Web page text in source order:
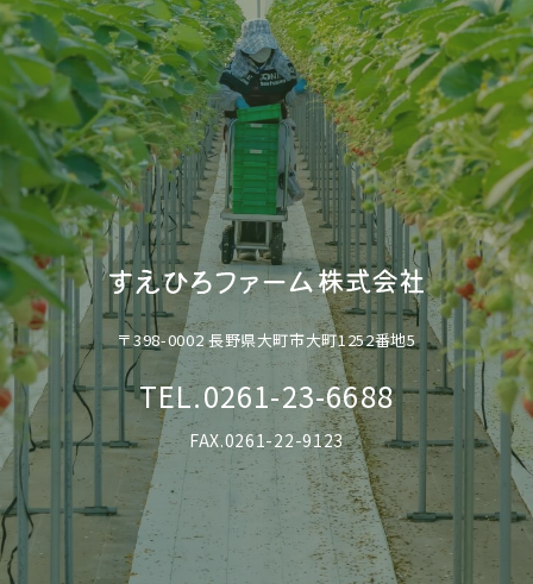
〒398-0002 長野県大町市大町1252番地5
TEL.0261-23-6688
FAX.0261-22-9123